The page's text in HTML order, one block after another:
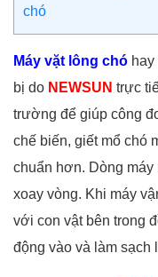
chó
Máy vặt lông chó
bị do NEWSUN trực
trường để giúp công
chế biến, giết mổ chó
chuẩn hơn. Dòng
xoay vòng. Khi máy
với con vật bên trong
động vào và làm sạch